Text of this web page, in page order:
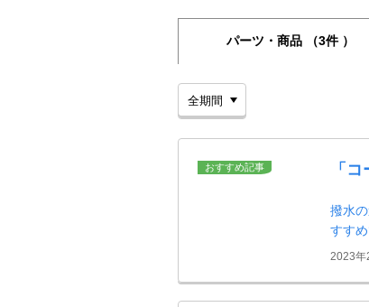
パーツ・商品 （3件 ）
おすすめ記事 「
撥水
すすめ
2023年